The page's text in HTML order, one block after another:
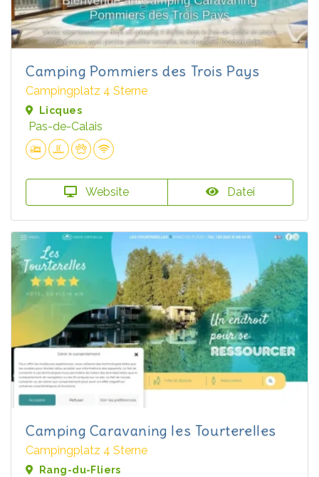
Camping Pommiers des Trois Pays
Campingplatz 4 Sterne
Licques
Pas-de-Calais
Website Datei
Camping Caravaning les Tourterelles
Campingplatz 4 Sterne
Rang-du-Fliers